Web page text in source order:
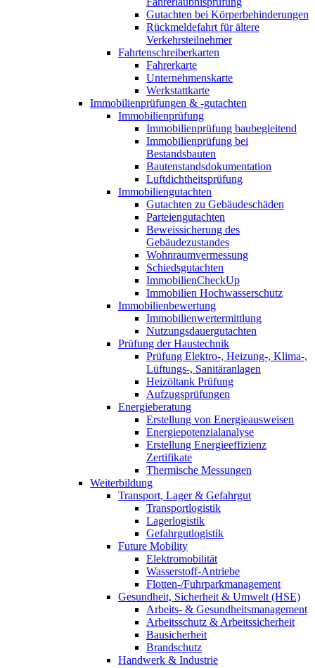
Gutachten bei Körperbehinderungen
Rückmeldefahrt für ältere
Verkehrsteilnehmer
Fahrtenschreiberkarten
Fahrerkarte
Unternehmenskarte
Werkstattkarte
Immobilienprüfungen & -gutachten
Immobilienprüfung
Immobilienprüfung baubegleitend
Immobilienprüfung bei
Bestandsbauten
Bautenstandsdokumentation
Luftdichtheitsprüfung
Immobiliengutachten
Gutachten zu Gebäudeschäden
Parteiengutachten
Beweissicherung des
Gebäudezustandes
Wohnraumvermessung
Schiedsgutachten
ImmobilienCheckUp
Immobilien Hochwasserschutz
Immobilienbewertung
Immobilienwertermittlung
Nutzungsdauergutachten
Prüfung der Haustechnik
Prüfung Elektro-, Heizung-, Klima-,
Lüftungs-, Sanitäranlagen
Heizöltank Prüfung
Aufzugsprüfungen
Energieberatung
Erstellung von Energieausweisen
Energiepotenzialanalyse
Erstellung Energieeffizienz
Zertifikate
Thermische Messungen
Weiterbildung
Transport, Lager & Gefahrgut
Transportlogistik
Lagerlogistik
Gefahrgutlogistik
Future Mobility
Elektromobilität
Wasserstoff-Antriebe
Flotten-/Fuhrparkmanagement
Gesundheit, Sicherheit & Umwelt (HSE)
Arbeits- & Gesundheitsmanagement
Arbeitsschutz & Arbeitssicherheit
Bausicherheit
Brandschutz
Handwerk & Industrie